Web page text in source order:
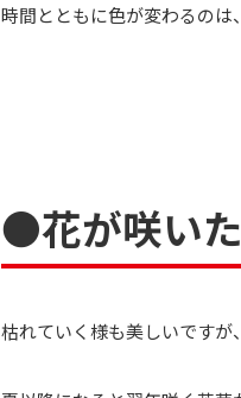
時間とともに色が変わるのは、
●花が咲い
枯れていく様も美しいですが